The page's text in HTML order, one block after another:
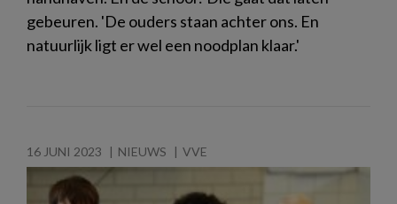
gebeuren. 'De ouders staan achter ons. En
natuurlijk ligt er wel een noodplan klaar.'
16 JUNI 2023 NIEUWS VVE